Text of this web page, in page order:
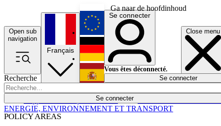
Ga naar de hoofdinhoud
Open sub
navigation
Close menu
Recherche
Se connecter
POLICY AREAS
Économie
Français
English
Deutsch
Español
Se connecter
Vous êtes déconnecté.
Se connecter
ENERGIE, ENVIRONNEMENT ET TRANSPORT